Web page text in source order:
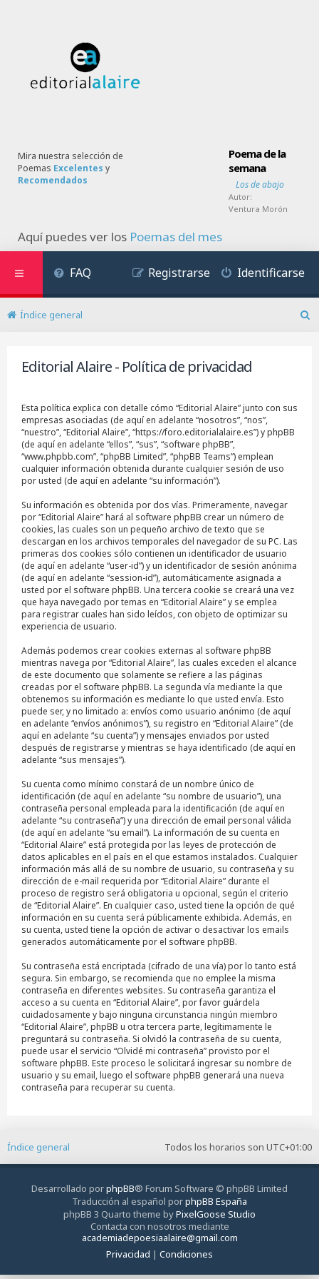
Mira nuestra selección de
Poemas Excelentes y
Recomendados
Poema de la
semana
Los de abajo
Autor:
Ventura Morón
Aquí puedes ver los Poemas del mes
FAQ Identificarse
Registrarse
Índice general
Editorial Alaire - Política de privacidad
Esta política explica con detalle cómo “Editorial Alaire” junto con sus
empresas asociadas (de aquí en adelante “nosotros”, “nos”,
“nuestro”, “Editorial Alaire”, “https://foro.editorialalaire.es”) y phpBB
(de aquí en adelante “ellos”, “sus”, “software phpBB”,
“www.phpbb.com”, “phpBB Limited”, “phpBB Teams”) emplean
cualquier información obtenida durante cualquier sesión de uso
por usted (de aquí en adelante “su información”).
Su información es obtenida por dos vías. Primeramente, navegar
por “Editorial Alaire” hará al software phpBB crear un número de
cookies, las cuales son un pequeño archivo de texto que se
descargan en los archivos temporales del navegador de su PC. Las
primeras dos cookies sólo contienen un identificador de usuario
(de aquí en adelante “user-id”) y un identificador de sesión anónima
(de aquí en adelante “session-id”), automáticamente asignada a
usted por el software phpBB. Una tercera cookie se creará una vez
que haya navegado por temas en “Editorial Alaire” y se emplea
para registrar cuales han sido leídos, con objeto de optimizar su
experiencia de usuario.
Además podemos crear cookies externas al software phpBB
mientras navega por “Editorial Alaire”, las cuales exceden el alcance
de este documento que solamente se refiere a las páginas
creadas por el software phpBB. La segunda vía mediante la que
obtenemos su información es mediante lo que usted envía. Esto
puede ser, y no limitado a: envíos como usuario anónimo (de aquí
en adelante “envíos anónimos”), su registro en “Editorial Alaire” (de
aquí en adelante “su cuenta”) y mensajes enviados por usted
después de registrarse y mientras se haya identificado (de aquí en
adelante “sus mensajes”).
Su cuenta como mínimo constará de un nombre único de
identificación (de aquí en adelante “su nombre de usuario”), una
contraseña personal empleada para la identificación (de aquí en
adelante “su contraseña”) y una dirección de email personal válida
(de aquí en adelante “su email”). La información de su cuenta en
“Editorial Alaire” está protegida por las leyes de protección de
datos aplicables en el país en el que estamos instalados. Cualquier
información más allá de su nombre de usuario, su contraseña y su
dirección de e-mail requerida por “Editorial Alaire” durante el
proceso de registro será obligatoria u opcional, según el criterio
de “Editorial Alaire”. En cualquier caso, usted tiene la opción de qué
información en su cuenta será públicamente exhibida. Además, en
su cuenta, usted tiene la opción de activar o desactivar los emails
generados automáticamente por el software phpBB.
Su contraseña está encriptada (cifrado de una vía) por lo tanto está
segura. Sin embargo, se recomienda que no emplee la misma
contraseña en diferentes websites. Su contraseña garantiza el
acceso a su cuenta en “Editorial Alaire”, por favor guárdela
cuidadosamente y bajo ninguna circunstancia ningún miembro
“Editorial Alaire”, phpBB u otra tercera parte, legítimamente le
preguntará su contraseña. Si olvidó la contraseña de su cuenta,
puede usar el servicio “Olvidé mi contraseña” provisto por el
software phpBB. Este proceso le solicitará ingresar su nombre de
usuario y su email, luego el software phpBB generará una nueva
contraseña para recuperar su cuenta.
Todos los horarios son UTC+01:00
Índice general
Desarrollado porphpBB® Forum Software © phpBB Limited
Traducción al español porphpBB España
phpBB 3 Quarto theme byPixelGoose Studio
Contacta con nosotros mediante
academiadepoesiaalaire@gmail.com
Privacidad | Condiciones